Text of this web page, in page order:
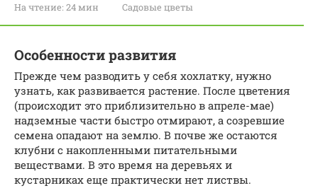
На чтение: 24 мин Садовые цветы
Особенности развития
Прежде чем разводить у себя хохлатку, нужно
узнать, как развивается растение. После цветения
(происходит это приблизительно в апреле-мае)
надземные части быстро отмирают, а созревшие
семена опадают на землю. В почве же остаются
клубни с накопленными питательными
веществами. В это время на деревьях и
кустарниках еще практически нет листвы.